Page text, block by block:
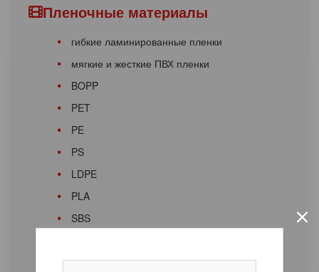
Пленочные материалы
гибкие ламинированные пленки
мягкие и жесткие ПВХ пленки
BOPP
PET
PE
PS
LDPE
PLA
SBS